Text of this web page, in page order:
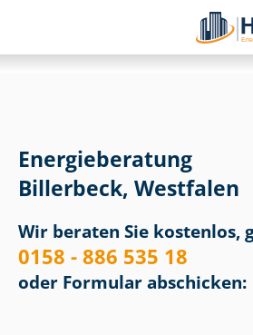
Energieberatung
Billerbeck, Westfalen
Wir beraten Sie kostenlos,
0158 - 886 535 18
oder Formular abschicken: